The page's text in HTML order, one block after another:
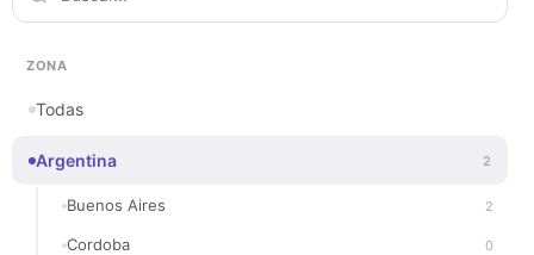
ZONA
Todas
Argentina 2
Buenos Aires 2
Cordoba 0